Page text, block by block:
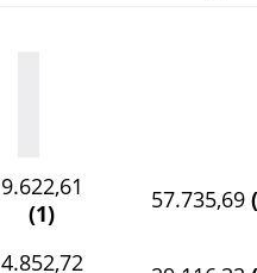
9.622,61
(1)
4.852,72
57.735,69